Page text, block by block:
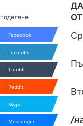
/
Facebook
LinkedIn
Tumblr
Reddit
Skype
Messenger